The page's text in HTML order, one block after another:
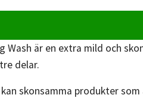
Wash är en extra mild och
delar.
skonsamma produkter